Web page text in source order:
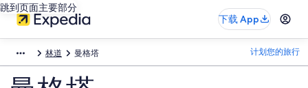
跳到页面主要部分
下载 App
林道 曼格塔 计划您的旅行